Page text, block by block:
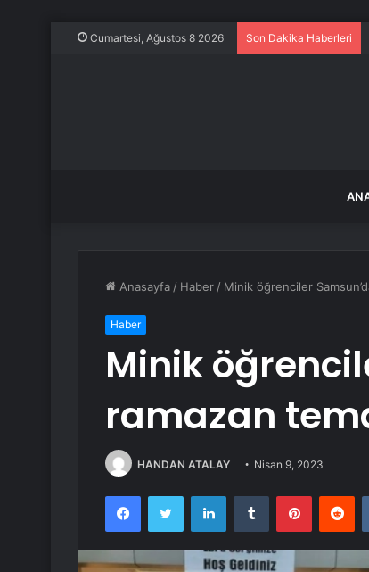
Cumartesi, Ağustos 8 2026 Son Dakika Haberleri
Anasayfa / Haber / Minik öğrenciler
Haber
Minik
ramazan
HANDAN ATALAY Nisan 9, 2023
FacebookTwitter LinkedInTumblr Pinterest